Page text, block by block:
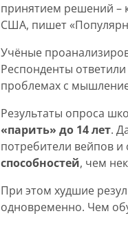
принятием решений –
США, пишет
Учёные
Респонденты
проблемах с
Результаты опроса
«парить» до 14 лет.
потребители вейпов и
способностей, чем
При этом худшие
одновременно. Чем